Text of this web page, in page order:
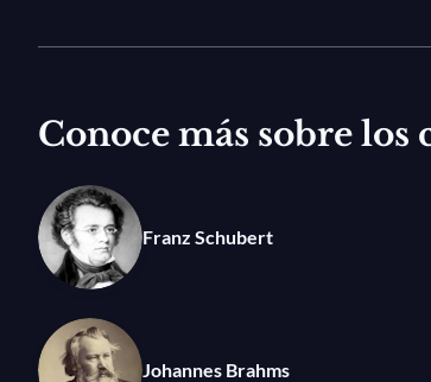
Conoce más sobre los
Franz Schubert
Johannes Brahms